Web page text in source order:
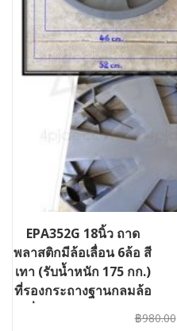
EPA352G 18นิ้ว ถาด
พลาสติกมีล้อเลื่อน 6ล้อ สี
เทา (รับน้ำหนัก 175 กก.)
ที่รองกระถางฐานกลมล้อ
เลื่อน #GD-EPA352G฿980.00